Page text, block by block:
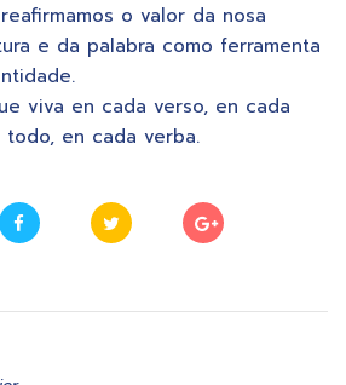
o valor da nosa
e da palabra como ferramenta
viva en cada verso, en cada
en cada verba.